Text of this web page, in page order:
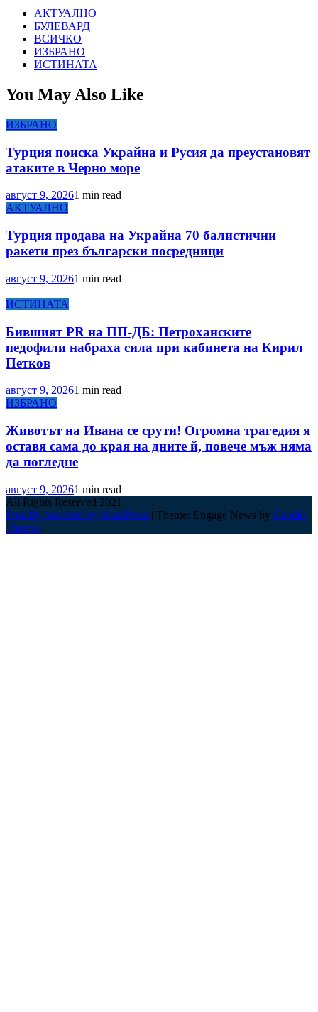
АКТУАЛНО
БУЛЕВАРД
ВСИЧКО
ИЗБРАНО
ИСТИНАТА
You May Also Like
ИЗБРАНО
Турция поиска Украйна и Русия да преустановят
атаките в Черно море
август 9, 20261 min read
АКТУАЛНО
Турция продава на Украйна 70 балистични
ракети през български посредници
август 9, 20261 min read
ИСТИНАТА
Бившият PR на ПП-ДБ: Петроханските
педофили набраха сила при кабинета на Кирил
Петков
август 9, 20261 min read
ИЗБРАНО
Животът на Ивана се срути! Огромна трагедия я
оставя сама до края на дните й, повече мъж няма
да погледне
август 9, 20261 min read
All Rights Reserved 2021.
Proudly powered by WordPress | Theme: Engage News by Candid
Themes.